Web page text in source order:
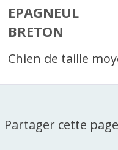
EPAGNEUL
BRETON
Chien de taille
Partager cette